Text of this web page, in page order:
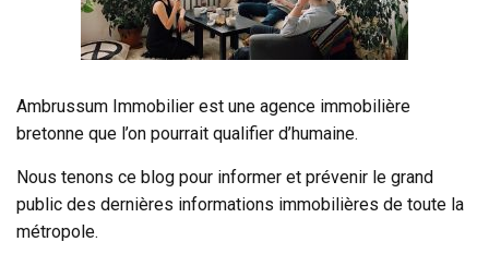
Ambrussum Immobilier est une agence immobilière
bretonne que l’on pourrait qualifier d’humaine.
Nous tenons ce blog pour informer et prévenir le grand
public des dernières informations immobilières de toute la
métropole.